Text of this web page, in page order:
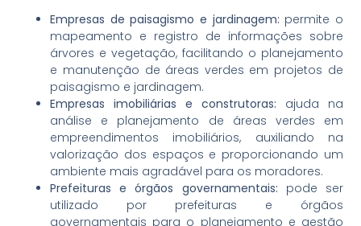
Empresas de paisagismo e jardinagem: permite o
mapeamento e registro de informações sobre
árvores e vegetação, facilitando o planejamento
e manutenção de áreas verdes em projetos de
paisagismo e jardinagem.
Empresas imobiliárias e construtoras: ajuda na
análise e planejamento de áreas verdes em
empreendimentos imobiliários, auxiliando na
valorização dos espaços e proporcionando um
ambiente mais agradável para os moradores.
Prefeituras e órgãos governamentais: pode ser
utilizado por prefeituras e órgãos
governamentais para o planejamento e gestão